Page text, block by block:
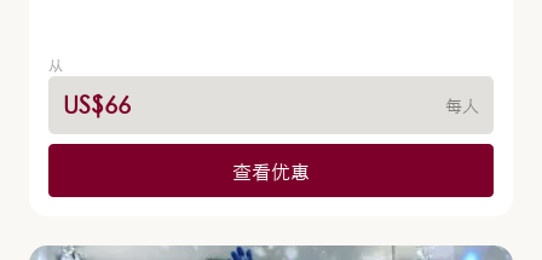
从
US$66 每人
查看优惠